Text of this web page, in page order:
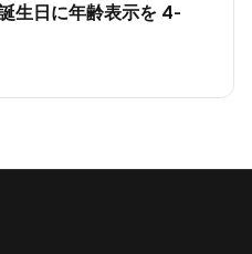
生日に年齢表示を 4-